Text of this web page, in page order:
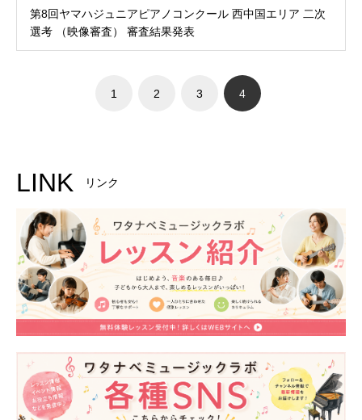
第8回ヤマハジュニアピアノコンクール 西中国エリア 二次
選考 （映像審査） 審査結果発表
1 2 3 4
LINK リンク